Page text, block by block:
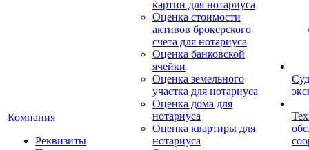
Компания
Реквизиты
картин для нотариуса
Оценка стоимости
активов брокерского
счета для нотариуса
Оценка банковской
ячейки
Оценка земельного
участка для нотариуса
Оценка дома для
нотариуса
Оценка квартиры для
нотариуса